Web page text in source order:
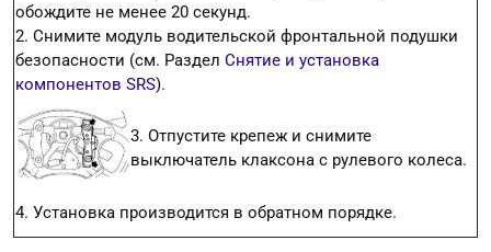
обождите не менее 20 секунд.
2. Снимите модуль водительской фронтальной подушки
безопасности (см. Раздел Снятие и установка
компонентов SRS).
3. Отпустите крепеж и снимите
выключатель клаксона с рулевого колеса.
4. Установка производится в обратном порядке.